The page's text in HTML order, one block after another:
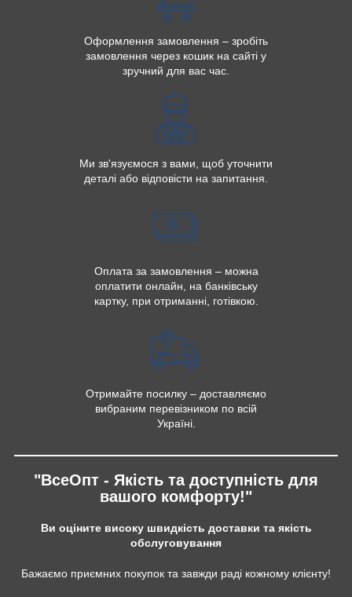
Оформлення замовлення – зробіть
замовлення через кошик на сайті у
зручний для вас час.
Ми зв'язуємося з вами, щоб уточнити
деталі або відповісти на запитання.
Оплата за замовлення – можна
оплатити онлайн, на банківську
картку, при отриманні, готівкою.
Отримайте посилку – доставляємо
вибраним перевізником по всій
Україні.
"ВсеОпт - Якість та доступність для
вашого комфорту!"
Ви оціните високу швидкість доставки та якість
обслуговування
Бажаємо приємних покупок та завжди раді кожному клієнту!